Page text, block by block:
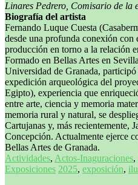
Linares Pedrero, Comisario de la
Biografía del artista
Fernando Luque Cuesta
desde una profunda conexión
producción en torno a la relación
Formado en Bellas Artes en
Universidad de Granada,
expedición arqueológica del
Egipto), experiencia que
entre arte, ciencia y memoria
memoria rural y natural, se
Cartujanas y, más recientemente,
Concepción. Actualmente ejerce
Bellas Artes de Granada.
Actividades, Actos-Inaguraciones,
Exposiciones 2025, exposición,